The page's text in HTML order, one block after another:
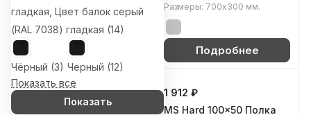
гладкая, Цвет балок серый
(RAL 7038) гладкая (14)
Чёрный (3) Черный (12)
Показать все
Показать
Размеры: 1000х300 мм.
Подробнее
Размеры: 700х300 мм.
Подробнее
783 ₽
1 912 ₽
MS Hard 100x50 Полка